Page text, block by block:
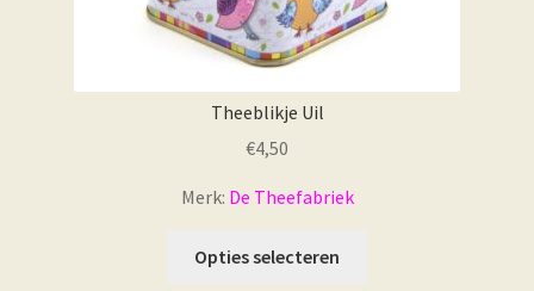
Theeblikje Uil
€4,50
Merk: De Theefabriek
Opties selecteren